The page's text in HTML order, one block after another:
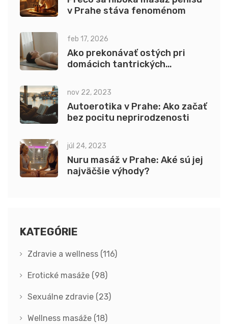
v Prahe stáva fenoménom
feb 17, 2026
Ako prekonávať ostých pri
domácich tantrických
začiatočníkov
nov 22, 2023
Autoerotika v Prahe: Ako začať
bez pocitu neprirodzenosti
júl 24, 2023
Nuru masáž v Prahe: Aké sú jej
najväčšie výhody?
KATEGÓRIE
Zdravie a wellness (116)
Erotické masáže (98)
Sexuálne zdravie (23)
Wellness masáže (18)